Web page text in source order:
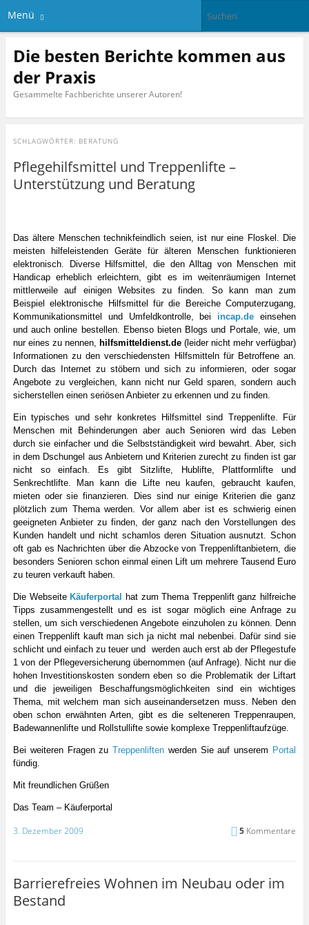
Menü
Die besten Berichte kommen aus
der Praxis
Gesammelte Fachberichte unserer Autoren!
SCHLAGWÖRTER: BERATUNG
Pflegehilfsmittel und Treppenlifte –
Unterstützung und Beratung
Das ältere Menschen technikfeindlich seien, ist nur eine Floskel. Die
meisten hilfeleistenden Geräte für älteren Menschen funktionieren
elektronisch. Diverse Hilfsmittel, die den Alltag von Menschen mit
Handicap erheblich erleichtern, gibt es im weitenräumigen Internet
mittlerweile auf einigen Websites zu finden. So kann man zum
Beispiel elektronische Hilfsmittel für die Bereiche Computerzugang,
Kommunikationsmittel und Umfeldkontrolle, bei incap.de einsehen
und auch online bestellen. Ebenso bieten Blogs und Portale, wie, um
nur eines zu nennen, hilfsmitteldienst.de (leider nicht mehr verfügbar)
Informationen zu den verschiedensten Hilfsmitteln für Betroffene an.
Durch das Internet zu stöbern und sich zu informieren, oder sogar
Angebote zu vergleichen, kann nicht nur Geld sparen, sondern auch
sicherstellen einen seriösen Anbieter zu erkennen und zu finden.
Ein typisches und sehr konkretes Hilfsmittel sind Treppenlifte. Für
Menschen mit Behinderungen aber auch Senioren wird das Leben
durch sie einfacher und die Selbstständigkeit wird bewahrt. Aber, sich
in dem Dschungel aus Anbietern und Kriterien zurecht zu finden ist gar
nicht so einfach. Es gibt Sitzlifte, Hublifte, Plattformlifte und
Senkrechtlifte. Man kann die Lifte neu kaufen, gebraucht kaufen,
mieten oder sie finanzieren. Dies sind nur einige Kriterien die ganz
plötzlich zum Thema werden. Vor allem aber ist es schwierig einen
geeigneten Anbieter zu finden, der ganz nach den Vorstellungen des
Kunden handelt und nicht schamlos deren Situation ausnutzt. Schon
oft gab es Nachrichten über die Abzocke von Treppenliftanbietern, die
besonders Senioren schon einmal einen Lift um mehrere Tausend Euro
zu teuren verkauft haben.
Die Webseite Käuferportal
hat zum Thema Treppenlift ganz hilfreiche
Tipps zusammengestellt und es ist sogar möglich eine Anfrage zu
stellen, um sich verschiedenen Angebote einzuholen zu können. Denn
einen Treppenlift kauft man sich ja nicht mal nebenbei. Dafür sind sie
schlicht und einfach zu teuer und
werden auch erst ab der Pflegestufe
1 von der Pflegeversicherung übernommen (auf Anfrage). Nicht nur die
hohen Investitionskosten sondern eben so die Problematik der Liftart
und die jeweiligen Beschaffungsmöglichkeiten sind ein wichtiges
Thema, mit welchem man sich auseinandersetzen muss. Neben den
oben schon erwähnten Arten, gibt es die selteneren Treppenraupen,
Badewannenlifte und Rollstullifte sowie komplexe Treppenliftaufzüge.
Bei weiteren Fragen zuTreppenliften werden Sie auf unserem Portal
fündig.
Mit freundlichen Grüßen
Das Team – Käuferportal
3. Dezember 2009 5 Kommentare
Barrierefreies Wohnen im Neubau oder im
Bestand